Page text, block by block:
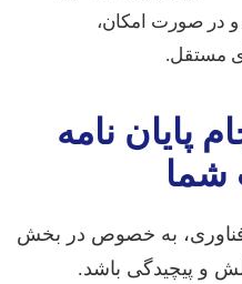
در صورت امکان،
مستقل.
پایان نامه
شما
به خصوص در بخش
و پیچیدگی باشد.